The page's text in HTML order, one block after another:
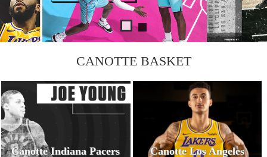
CANOTTE BASKET
Canotte Indiana Pacers
Canotte Los Angeles